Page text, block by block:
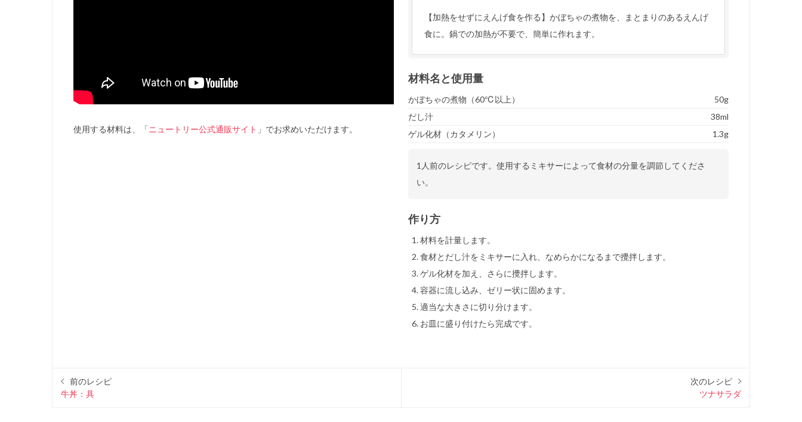
使用する材料は、「ニュートリー公式通販サイト 」でお求めいただけます。
【加熱をせずにえんげ食を作る】かぼちゃの煮物を、まとまりのあるえんげ
食に。鍋での加熱が不要で、簡単に作れます。
材料名と使用量
かぼちゃの煮物（60℃以上）
50g
だし汁
38ml
ゲル化材（カタメリン）
1.3g
1人前のレシピです。使用するミキサーによって食材の分量を調節してくださ
い。
作り方
材料を計量します。
食材とだし汁をミキサーに入れ、なめらかになるまで攪拌します。
ゲル化材を加え、さらに攪拌します。
容器に流し込み、ゼリー状に固めます。
適当な大きさに切り分けます。
お皿に盛り付けたら完成です。
前のレシピ
牛丼：具
次のレシピ
ツナサラダ